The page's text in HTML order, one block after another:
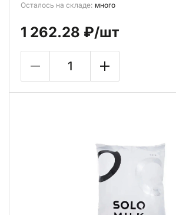
Осталось на складе: много
1 262.28 ₽/шт